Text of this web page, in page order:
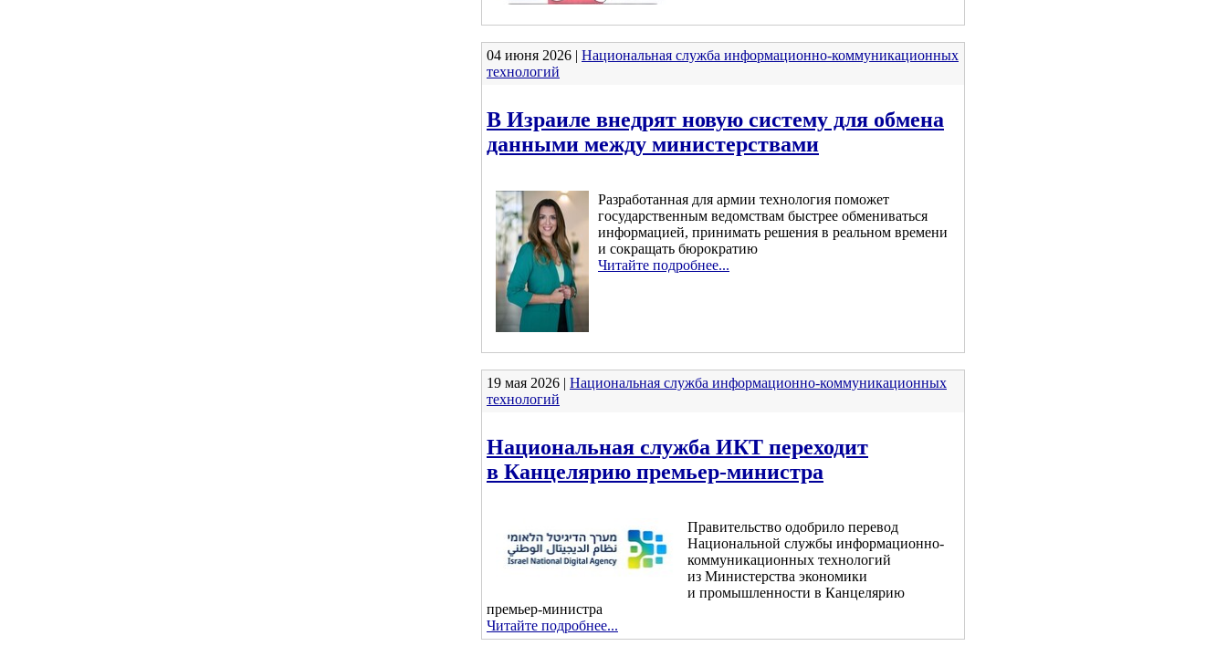
04 июня 2026 | Национальная служба информационно-коммуникационных
технологий
В Израиле внедрят новую систему для обмена
данными между министерствами
Разработанная для армии технология поможет
государственным ведомствам быстрее обмениваться
информацией, принимать решения в реальном времени
и сокращать бюрократию
Читайте подробнее...
19 мая 2026 | Национальная служба информационно-коммуникационных
технологий
Национальная служба ИКТ переходит
в Канцелярию премьер-министра
Правительство одобрило перевод
Национальной службы информационно-
коммуникационных технологий
из Министерства экономики
и промышленности в Канцелярию
премьер-министра
Читайте подробнее...